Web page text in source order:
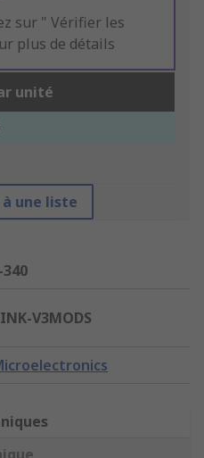
sur " Vérifier les
plus de détails
unité
une liste
340
V3MODS